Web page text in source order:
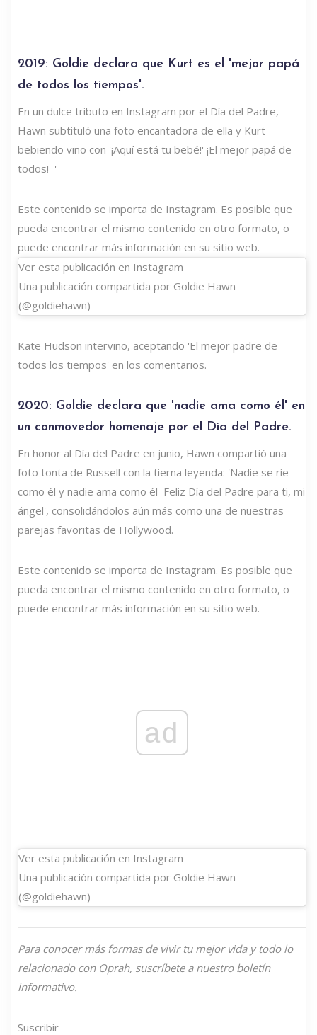
2019: Goldie declara que Kurt es el 'mejor papá
de todos los tiempos'.
En un dulce tributo en Instagram por el Día del Padre,
Hawn subtituló una foto encantadora de ella y Kurt
bebiendo vino con '¡Aquí está tu bebé!' ¡El mejor papá de
todos! ️️ '
Este contenido se importa de Instagram. Es posible que
pueda encontrar el mismo contenido en otro formato, o
puede encontrar más información en su sitio web.
Ver esta publicación en Instagram
Una publicación compartida por Goldie Hawn
(@goldiehawn)
Kate Hudson intervino, aceptando 'El mejor padre de
todos los tiempos' en los comentarios.
2020: Goldie declara que 'nadie ama como él' en
un conmovedor homenaje por el Día del Padre.
En honor al Día del Padre en junio, Hawn compartió una
foto tonta de Russell con la tierna leyenda: 'Nadie se ríe
como él y nadie ama como él ️ Feliz Día del Padre para ti, mi
ángel', consolidándolos aún más como una de nuestras
parejas favoritas de Hollywood.
Este contenido se importa de Instagram. Es posible que
pueda encontrar el mismo contenido en otro formato, o
puede encontrar más información en su sitio web.
ad
Ver esta publicación en Instagram
Una publicación compartida por Goldie Hawn
(@goldiehawn)
Para conocer más formas de vivir tu mejor vida y todo lo
relacionado con Oprah, suscríbete a nuestro boletín
informativo.
Suscribir